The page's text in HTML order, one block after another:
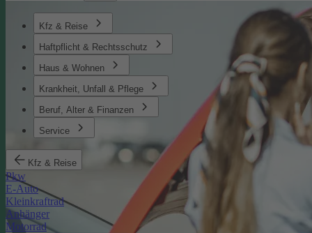
Kfz & Reise
Haftpflicht & Rechtsschutz
Haus & Wohnen
Krankheit, Unfall & Pflege
Beruf, Alter & Finanzen
Service
Kfz & Reise
Pkw
E-Auto
Kleinkraftrad
Anhänger
Motorrad